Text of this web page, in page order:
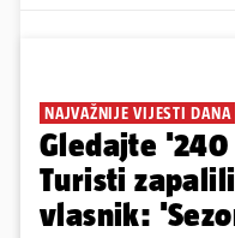
NAJVAŽNIJE VIJESTI DANA
Gledajte
Turisti
vlasnik: